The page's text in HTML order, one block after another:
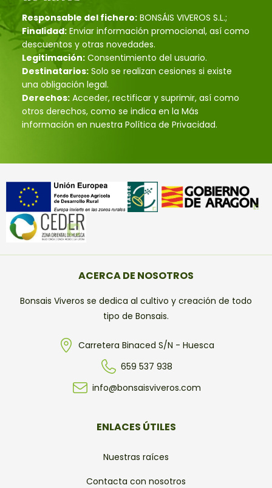
Responsable del fichero: BONSÁIS VIVEROS S.L.;
Finalidad: Enviar información promocional, así como
descuentos y otras novedades.
Legitimación: Consentimiento del usuario.
Destinatarios: Solo se realizan cesiones si existe
una obligación legal.
Derechos: Acceder, rectificar y suprimir, así como
otros derechos, como se indica en la Más
información en nuestra Política de Privacidad.
ACERCA DE NOSOTROS
Bonsais Viveros se dedica al cultivo y creación de todo
tipo de Bonsais.
Carretera Binaced S/N - Huesca
659 537 938
info@bonsaisviveros.com
ENLACES ÚTILES
Nuestras raíces
Contacta con nosotros